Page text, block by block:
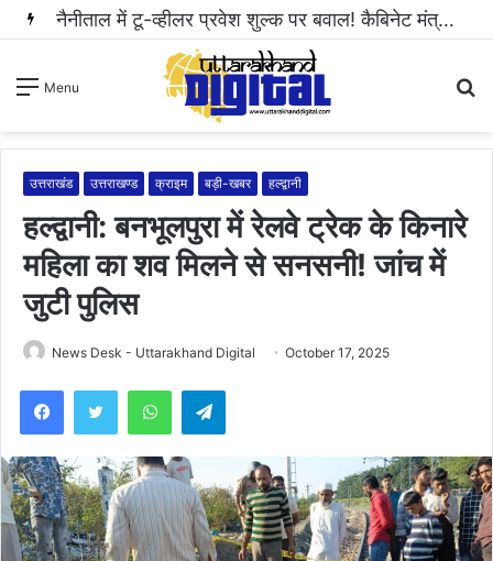
नैनीताल में टू-व्हीलर प्रवेश शुल्क पर बवाल! कैबिनेट मंत्री राम सिंह कैड़ा ने रुकवाई वसूली..
Menu
उत्तराखंड उत्तराखण्ड क्राइम बड़ी-खबर हल्द्वानी
हल्द्वानी: बनभूलपुरा में रेलवे ट्रेक के किनारे
महिला का शव मिलने से सनसनी! जांच में
जुटी पुलिस
News Desk - Uttarakhand Digital October 17, 2025
WhatsAppTelegram